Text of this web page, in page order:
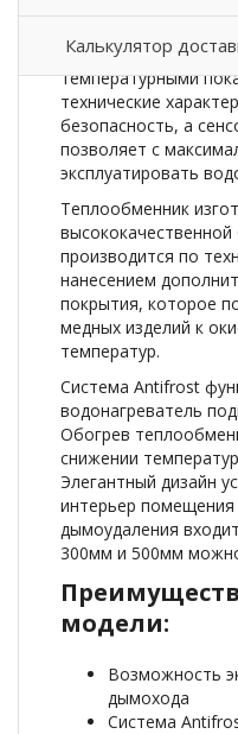
Калькулятор
поставку горячей
температурными
технические
безопасность, а
позволяет с
эксплуатировать
Теплообменник
производится по
нанесением
покрытия, которое
медных изделий к
температур.
Система Antifrost
водонагреватель
Обогрев
снижении
Элегантный дизайн
интерьер
дымоудаления
300мм и 500мм
модели:
Возможность
дымохода
Система